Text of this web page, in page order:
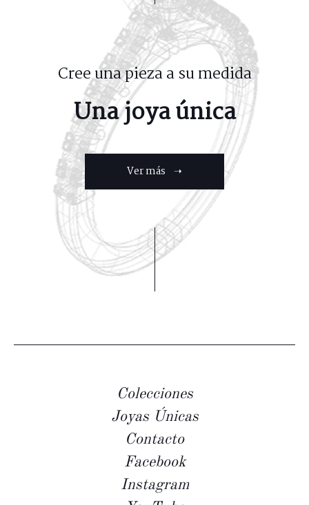
Cree una pieza a su medida
Una joya única
Ver más ➝
Colecciones
Joyas Únicas
Contacto
Facebook
Instagram